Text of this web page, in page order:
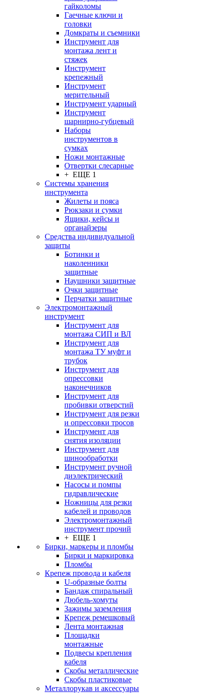
гайколомы
Гаечные ключи и
головки
Домкраты и съемники
Инструмент для
монтажа лент и
стяжек
Инструмент
крепежный
Инструмент
мерительный
Инструмент ударный
Инструмент
шарнирно-губцевый
Наборы
инструментов в
сумках
Ножи монтажные
Отвертки слесарные
+ ЕЩЕ 1
Системы хранения
инструмента
Жилеты и пояса
Рюкзаки и сумки
Ящики, кейсы и
органайзеры
Средства индивидуальной
защиты
Ботинки и
наколенники
защитные
Наушники защитные
Очки защитные
Перчатки защитные
Электромонтажный
инструмент
Инструмент для
монтажа СИП и ВЛ
Инструмент для
монтажа ТУ муфт и
трубок
Инструмент для
опрессовки
наконечников
Инструмент для
пробивки отверстий
Инструмент для резки
и опрессовки тросов
Инструмент для
снятия изоляции
Инструмент для
шинообработки
Инструмент ручной
диэлектрический
Насосы и помпы
гидравлические
Ножницы для резки
кабелей и проводов
Электромонтажный
инструмент прочий
+ ЕЩЕ 1
Бирки, маркеры и пломбы
Бирки и маркировка
Пломбы
Крепеж провода и кабеля
U-образные болты
Бандаж спиральный
Дюбель-хомуты
Зажимы заземления
Крепеж ремешковый
Лента монтажная
Площадки
монтажные
Подвесы крепления
кабеля
Скобы металлические
Скобы пластиковые
Металлорукав и аксессуары